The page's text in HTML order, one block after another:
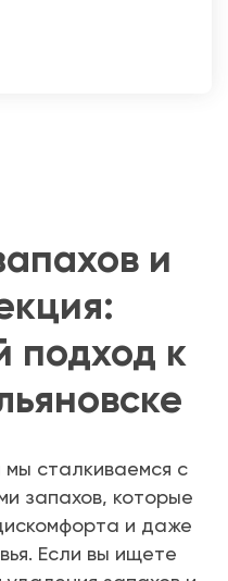
и
подход к
сталкиваемся с
запахов, которые
и даже
Если вы ищете